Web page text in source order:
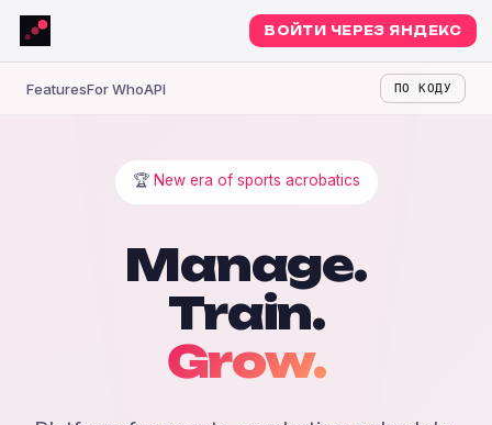
ВОЙТИ ЧЕРЕЗ ЯНДЕКС
FeaturesFor WhoAPI ПО КОДУ
🏆 New era of sports acrobatics
Manage.
Train.
Grow.